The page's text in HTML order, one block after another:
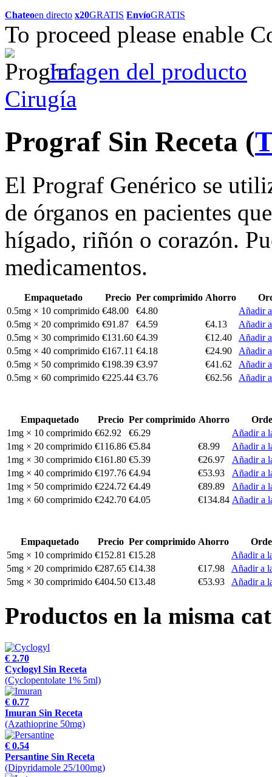
Chateoen directo x20GRATIS EnvíoGRATIS
To proceed please enable
Imagen del producto
Cirugía
Prograf Sin Receta (
El Prograf Genérico se
de órganos en pacientes
hígado, riñón o corazón.
medicamentos.
Empaquetado Precio Per comprimido Ahorro
0.5mg × 10 comprimido €48.00 €4.80
Añadir
0.5mg × 20 comprimido €91.87 €4.59 €4.13
Añadir
0.5mg × 30 comprimido €131.60 €4.39 €12.40
Añadir
0.5mg × 40 comprimido €167.11 €4.18 €24.90
Añadir
0.5mg × 50 comprimido €198.39 €3.97 €41.62
Añadir
0.5mg × 60 comprimido €225.44 €3.76 €62.56 Añadir
Empaquetado Precio Per comprimido Ahorro
1mg × 10 comprimido €62.92 €6.29
Añadir a
1mg × 20 comprimido €116.86 €5.84 €8.99
Añadir a
1mg × 30 comprimido €161.80 €5.39 €26.97
Añadir a
1mg × 40 comprimido €197.76 €4.94 €53.93
Añadir a
1mg × 50 comprimido €224.72 €4.49 €89.89
Añadir a
1mg × 60 comprimido €242.70 €4.05 €134.84 Añadir a
Empaquetado Precio Per comprimido Ahorro
5mg × 10 comprimido €152.81 €15.28
Añadir a
5mg × 20 comprimido €287.65 €14.38 €17.98
Añadir a
5mg × 30 comprimido €404.50 €13.48 €53.93 Añadir a
Productos en la misma
€ 2.70
Cyclogyl Sin Receta
(Cyclopentolate 1% 5ml)
€ 0.77
Imuran Sin Receta
(Azathioprine 50mg)
€ 0.54
Persantine Sin Receta
(Dipyridamole 25/100mg)